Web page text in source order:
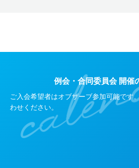
例会・合同委員会 開催
ご入会希望者はオブザーブ参加可能です
わせください。